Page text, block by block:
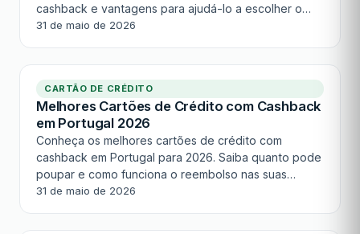
cashback e vantagens para ajudá-lo a escolher o
mais adequado.
31 de maio de 2026
CARTÃO DE CRÉDITO
Melhores Cartões de Crédito com Cashback
em Portugal 2026
Conheça os melhores cartões de crédito com
cashback em Portugal para 2026. Saiba quanto pode
poupar e como funciona o reembolso nas suas
compras diárias.
31 de maio de 2026